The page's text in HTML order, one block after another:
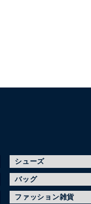
シューズ
バッグ
ファッション雑貨